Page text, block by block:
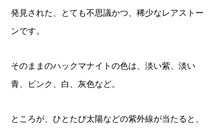
発見された、とても不思議かつ、稀少なレアストー
ンです。
そのままのハックマナイトの色は、淡い紫、淡い
青、ピンク、白、灰色など。
ところが、ひとたび太陽などの紫外線が当たると、